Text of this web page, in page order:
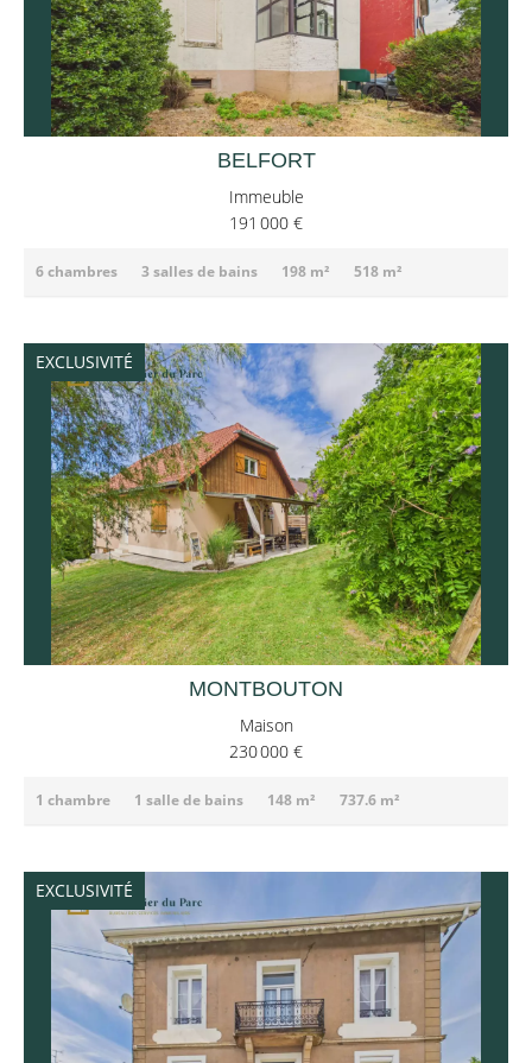
BELFORT
Immeuble
191 000 €
6 chambres 3 salles de bains 198 m² 518 m²
MONTBOUTON
Maison
230 000 €
1 chambre 1 salle de bains 148 m² 737.6 m²
EXCLUSIVITÉ
EXCLUSIVITÉ